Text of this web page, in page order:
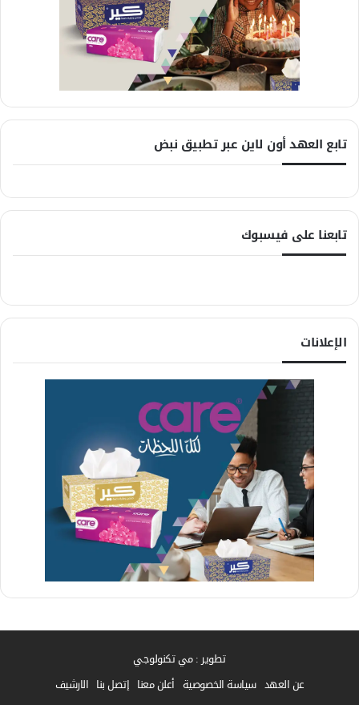
تابع العهد أون لاين عبر تطبيق نبض
تابعنا على فيسبوك
الإعلانات
تطوير : مي تكنولوجي
عن العهد سياسة الخصوصية أعلن معنا إتصل بنا الارشيف